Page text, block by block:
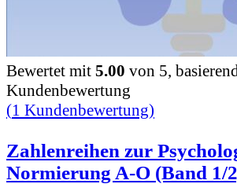
Bewertet mit 5.00 von 5,
Kundenbewertung
(1 Kundenbewertung)
Zahlenreihen zur
Normierung A-O (Band 1/